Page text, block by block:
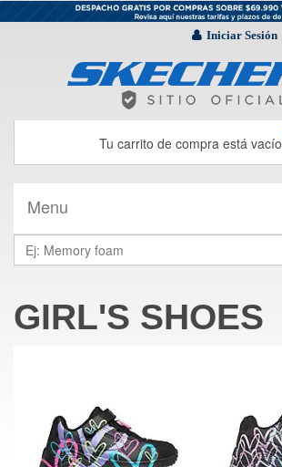
Iniciar Sesión
Tu carrito de compra está vacío
Menu
GIRL'S SHOES